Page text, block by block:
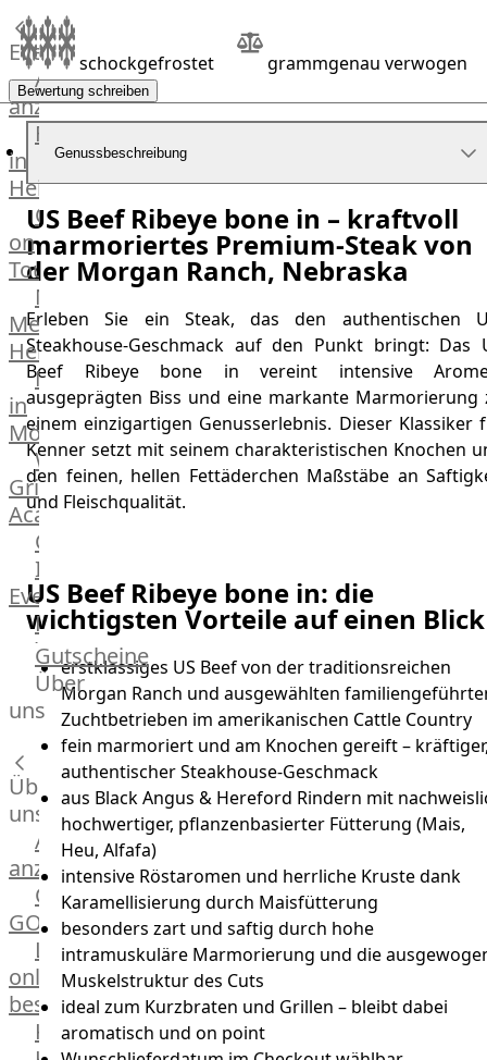
Küchenhelfer
Grillgeräte
Beefer®
Gasgrills
Big
Green
Egg
Grill
Nesmuk
Berkel
Dry
Aging
Schrank
Bücher
Poster
Events
Alle
anzeigen
Fleischkompetenz
in
Heinsberg
OTTO
on
Tour
Männer
Metzger
Heinsberg
Markthalle
in
Mönchengladbach
Weber®
Grill
Academy
OTTO@Home
Individuelle
Events
Partner
Kalender
Gästehaus
Villa
Glanzstoff
Gutscheine
Über
uns
Über
uns
Alle
anzeigen
OTTO
GOURMET
Lebensmittel
online
bestellen
Karriere
schockgefrostet grammgenau verwogen
Bewertung schreiben
Genussbeschreibung
US Beef Ribeye bone in – kraftvoll
marmoriertes Premium-Steak von
der Morgan Ranch, Nebraska
Erleben Sie ein Steak, das den authentischen
Steakhouse-Geschmack auf den Punkt bringt: Das
Beef Ribeye bone in vereint intensive
ausgeprägten Biss und eine markante Marmorierung
einem einzigartigen Genusserlebnis. Dieser Klassiker
Kenner setzt mit seinem charakteristischen Knochen
den feinen, hellen Fettäderchen Maßstäbe an
und Fleischqualität.
US Beef Ribeye bone in: die
wichtigsten Vorteile auf einen Blick
erstklassiges US Beef von der traditionsreichen
Morgan Ranch und ausgewählten
Zuchtbetrieben im amerikanischen Cattle Country
fein marmoriert und am Knochen gereift –
authentischer Steakhouse-Geschmack
aus Black Angus & Hereford Rindern mit
hochwertiger, pflanzenbasierter Fütterung (Mais,
Heu, Alfafa)
intensive Röstaromen und herrliche Kruste dank
Karamellisierung durch Maisfütterung
besonders zart und saftig durch hohe
intramuskuläre Marmorierung und die
Muskelstruktur des Cuts
ideal zum Kurzbraten und Grillen – bleibt dabei
aromatisch und on point